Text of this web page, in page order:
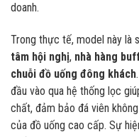
doanh.
Trong thực tế, model này là
tâm hội nghị, nhà hàng
chuỗi đồ uống đông khách
đầu vào qua hệ thống lọc
chất, đảm bảo đá viên
của đồ uống cao cấp. Sự